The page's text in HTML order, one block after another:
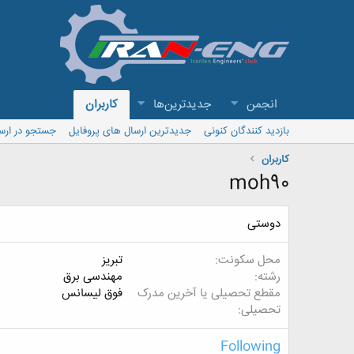
انجمن جدیدترین‌ها کاربران
بازدید کنندگان کنونی جدیدترین ارسال های پروفایل
جستجو در
کاربران
moh90
دوستی
محل سکونت
تبریز
رشته
مهندسی برق
مقطع تحصیلی یا آخرین مدرک
تحصیلی
فوق لیسانس
Following